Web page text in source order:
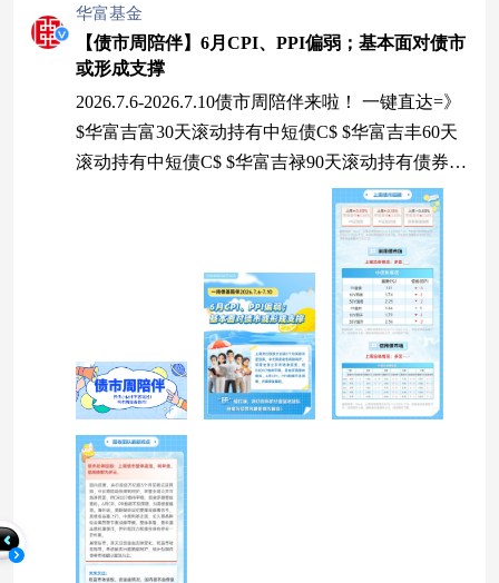
华富基金
【债市周陪伴】6月CPI、PPI偏弱；基本面对债市
或形成支撑
2026.7.6-2026.7.10债市周陪伴来啦！ 一键直达=》
$华富吉富30天滚动持有中短债C$ $华富吉丰60天
滚动持有中短债C$ $华富吉禄90天滚动持有债券C
$ #复盘记录##投资干货##美6月CPI环比降0.4%，
六年来首现负值##定期理财讨论圈##债券基金怎么